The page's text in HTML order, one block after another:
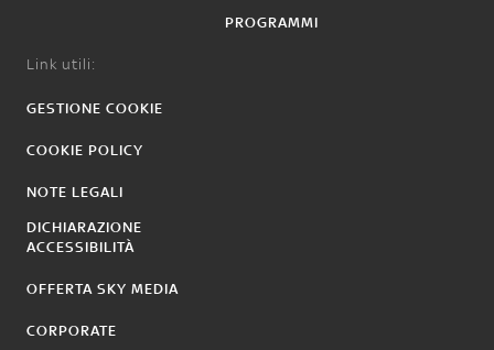
PROGRAMMI
Link utili:
GESTIONE COOKIE
COOKIE POLICY
NOTE LEGALI
DICHIARAZIONE
ACCESSIBILITÀ
OFFERTA SKY MEDIA
CORPORATE